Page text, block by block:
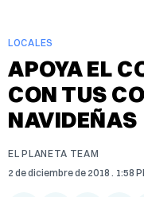
LOCALES
APOYA EL
CON TUS
NAVIDEÑAS
EL PLANETA TEAM
2 de diciembre de 2018 . 1:58